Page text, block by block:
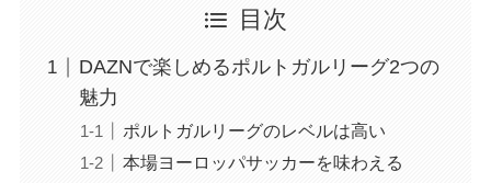
目次
DAZNで楽しめるポルトガルリーグ2つの
魅力
ポルトガルリーグのレベルは高い
本場ヨーロッパサッカーを味わえる